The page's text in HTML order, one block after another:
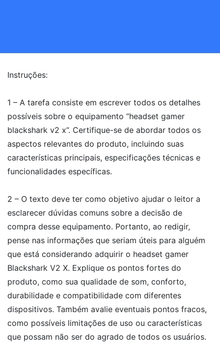
Instruções:
1 – A tarefa consiste em escrever todos os detalhes
possíveis sobre o equipamento “headset gamer
blackshark v2 x”. Certifique-se de abordar todos os
aspectos relevantes do produto, incluindo suas
características principais, especificações técnicas e
funcionalidades específicas.
2 – O texto deve ter como objetivo ajudar o leitor a
esclarecer dúvidas comuns sobre a decisão de
compra desse equipamento. Portanto, ao redigir,
pense nas informações que seriam úteis para alguém
que está considerando adquirir o headset gamer
Blackshark V2 X. Explique os pontos fortes do
produto, como sua qualidade de som, conforto,
durabilidade e compatibilidade com diferentes
dispositivos. Também avalie eventuais pontos fracos,
como possíveis limitações de uso ou características
que possam não ser do agrado de todos os usuários.